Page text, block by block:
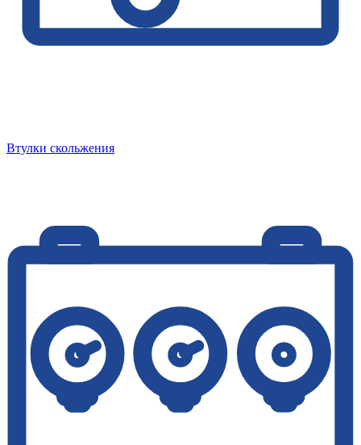
Втулки скольжения